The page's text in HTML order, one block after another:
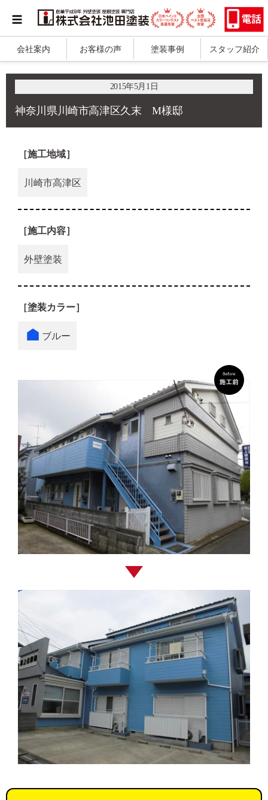
会社案内 お客様の声 塗装事例 スタッフ紹介
2015年5月1日
神奈川県川崎市高津区久末 M様邸
［施工地域］
川崎市高津区
［施工内容］
外壁塗装
［塗装カラー］
ブルー